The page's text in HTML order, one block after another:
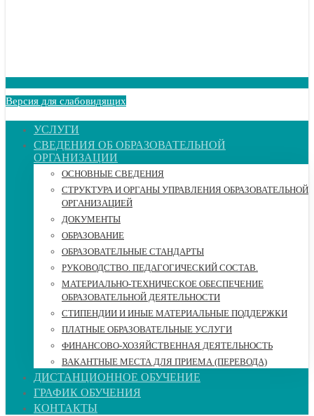
Версия для слабовидящих
УСЛУГИ
СВЕДЕНИЯ ОБ ОБРАЗОВАТЕЛЬНОЙ
ОРГАНИЗАЦИИ
ОСНОВНЫЕ СВЕДЕНИЯ
СТРУКТУРА И ОРГАНЫ УПРАВЛЕНИЯ ОБРАЗОВАТЕЛЬНОЙ
ОРГАНИЗАЦИЕЙ
ДОКУМЕНТЫ
ОБРАЗОВАНИЕ
ОБРАЗОВАТЕЛЬНЫЕ СТАНДАРТЫ
РУКОВОДСТВО. ПЕДАГОГИЧЕСКИЙ СОСТАВ.
МАТЕРИАЛЬНО-ТЕХНИЧЕСКОЕ ОБЕСПЕЧЕНИЕ
ОБРАЗОВАТЕЛЬНОЙ ДЕЯТЕЛЬНОСТИ
СТИПЕНДИИ И ИНЫЕ МАТЕРИАЛЬНЫЕ ПОДДЕРЖКИ
ПЛАТНЫЕ ОБРАЗОВАТЕЛЬНЫЕ УСЛУГИ
ФИНАНСОВО-ХОЗЯЙСТВЕННАЯ ДЕЯТЕЛЬНОСТЬ
ВАКАНТНЫЕ МЕСТА ДЛЯ ПРИЕМА (ПЕРЕВОДА)
ДИСТАНЦИОННОЕ ОБУЧЕНИЕ
ГРАФИК ОБУЧЕНИЯ
КОНТАКТЫ